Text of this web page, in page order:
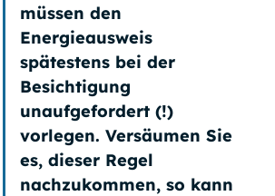
müssen den
Energieausweis
spätestens bei der
Besichtigung
unaufgefordert (!)
vorlegen. Versäumen Sie
es, dieser Regel
nachzukommen, so kann